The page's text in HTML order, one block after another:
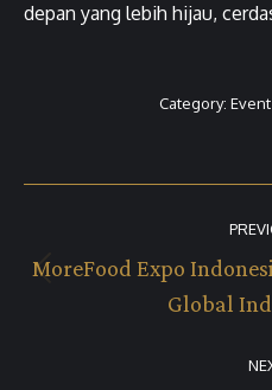
depan yang lebih hijau,
Category: Event
navigation
MoreFood Expo
Global